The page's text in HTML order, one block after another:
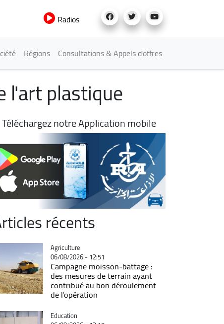
Radios
Régions Consultations & Appels d'offres
l'art plastique
Téléchargez notre Application mobile
récents
Catégorie
Agriculture
06/08/2026 - 12:51
Campagne moisson-battage :
des mesures de terrain ayant
contribué au bon déroulement
de l'opération
Catégorie
Education